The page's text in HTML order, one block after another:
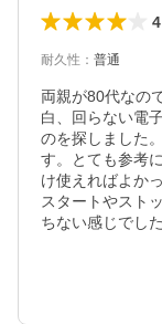
4
耐久性 ： 普通
両親が80代なの
白、回らない電
のを探しました
す。とても参考
け使えればよか
スタートやスト
ちない感じでし